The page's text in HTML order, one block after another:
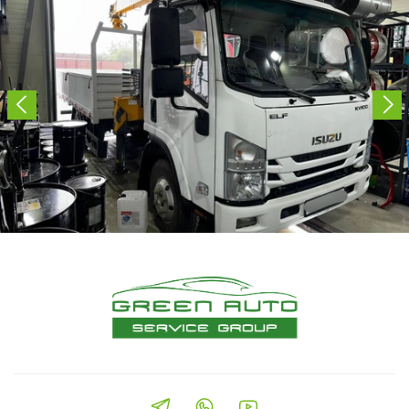
вашим потребностям, и оперативно предоставим
информацию о наличии и ценах.